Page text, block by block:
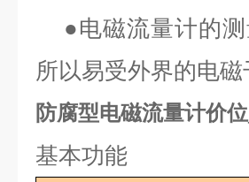
●电磁流量计的
所以易受外界的电
防腐型电磁流量计价
基本功能